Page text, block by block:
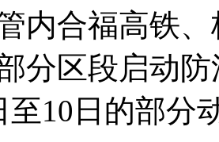
内合福高铁
分区段启动
至10日的部分